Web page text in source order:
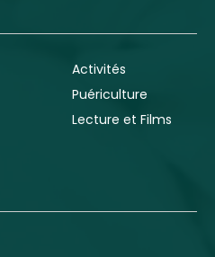
Activités
Puériculture
Lecture et Films